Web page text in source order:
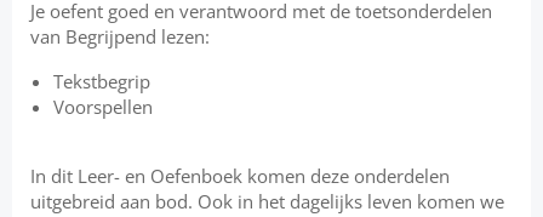
Je oefent goed en verantwoord met de toetsonderdelen
van Begrijpend lezen:
Tekstbegrip
Voorspellen
In dit Leer- en Oefenboek komen deze onderdelen
uitgebreid aan bod. Ook in het dagelijks leven komen we